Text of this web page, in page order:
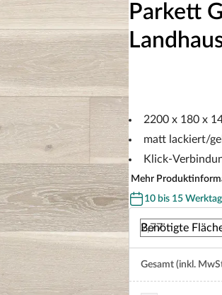
Parkett
2200 x 180 x
matt lackiert/
Klick-
Mehr
10 bis 15
Benötigte
Gesamt (inkl.